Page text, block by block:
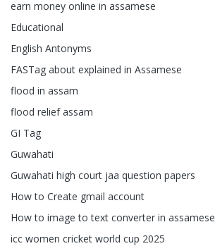
earn money online in assamese
Educational
English Antonyms
FASTag about explained in Assamese
flood in assam
flood relief assam
GI Tag
Guwahati
Guwahati high court jaa question papers
How to Create gmail account
How to image to text converter in assamese
icc women cricket world cup 2025